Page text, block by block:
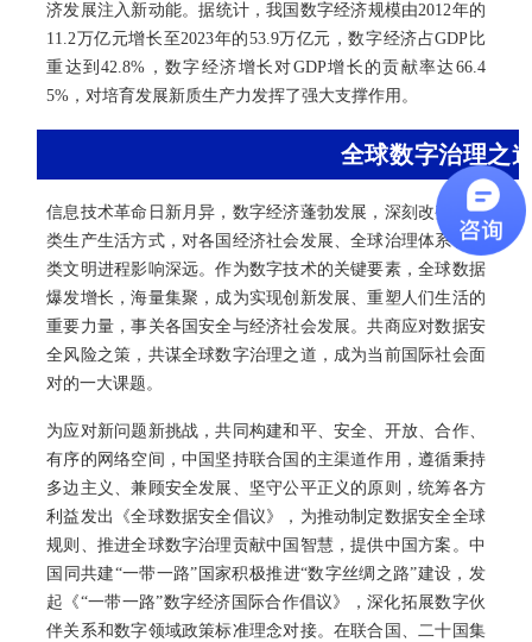
济发展注入新动能。据统计，我国数字经济规模由2012年的
11.2万亿元增长至2023年的53.9万亿元，数字经济占GDP比
重达到42.8%，数字经济增长对GDP增长的贡献率达66.4
5%，对培育发展新质生产力发挥了强大支撑作用。
全球数字治理之
信息技术革命日新月异，数字经济蓬勃发展，深刻改变着人
类生产生活方式，对各国经济社会发展、全球治理体系、人
类文明进程影响深远。作为数字技术的关键要素，全球数据
爆发增长，海量集聚，成为实现创新发展、重塑人们生活的
重要力量，事关各国安全与经济社会发展。共商应对数据安
全风险之策，共谋全球数字治理之道，成为当前国际社会面
对的一大课题。
为应对新问题新挑战，共同构建和平、安全、开放、合作、
有序的网络空间，中国坚持联合国的主渠道作用，遵循秉持
多边主义、兼顾安全发展、坚守公平正义的原则，统筹各方
利益发出《全球数据安全倡议》，为推动制定数据安全全球
规则、推进全球数字治理贡献中国智慧，提供中国方案。中
国同共建“一带一路”国家积极推进“数字丝绸之路”建设，发
起《“一带一路”数字经济国际合作倡议》，深化拓展数字伙
伴关系和数字领域政策标准理念对接。在联合国、二十国集